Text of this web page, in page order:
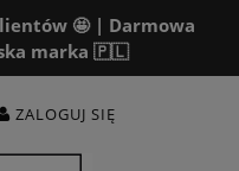
🤩 | Darmowa
marka 🇵🇱
ZALOGUJ SIĘ